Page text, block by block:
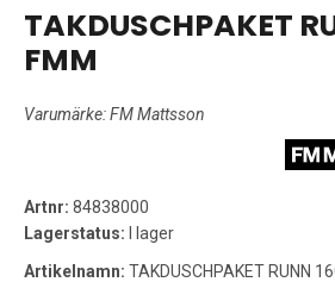
TAKDUSCHPAKET
FMM
Varumärke:FM Mattsson
Artnr: 84838000
Lagerstatus: I lager
Artikelnamn: TAKDUSCHPAKET RUNN